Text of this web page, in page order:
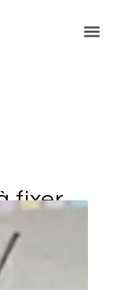
fixer